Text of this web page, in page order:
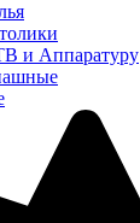
и Аппаратуру